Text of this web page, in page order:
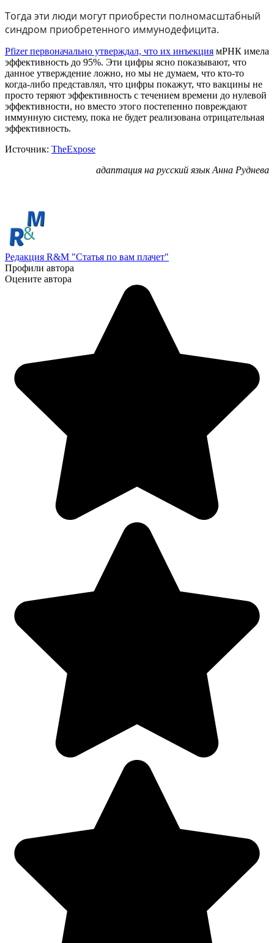
Тогда эти люди могут приобрести полномасштабный
синдром приобретенного иммунодефицита.
Pfizer первоначально утверждал, что их инъекция мРНК имела
эффективность до 95%. Эти цифры ясно показывают, что
данное утверждение ложно, но мы не думаем, что кто-то
когда-либо представлял, что цифры покажут, что вакцины не
просто теряют эффективность с течением времени до нулевой
эффективности, но вместо этого постепенно повреждают
иммунную систему, пока не будет реализована отрицательная
эффективность.
Источник: TheExpose
адаптация на русский язык Анна Руднева
Редакция R&M "Статья по вам плачет"
Профили автора
Оцените автора